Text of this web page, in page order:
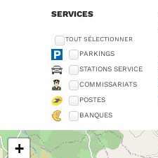
SERVICES
TOUT SÉLECTIONNER
PARKINGS
STATIONS SERVICE
COMMISSARIATS
POSTES
BANQUES
+